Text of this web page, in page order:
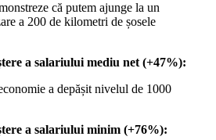
că putem ajunge la un
a 200 de kilometri de șosele
a salariului mediu net (+47%):
a depășit nivelul de 1000
a salariului minim (+76%):